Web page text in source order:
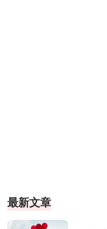
最新文章